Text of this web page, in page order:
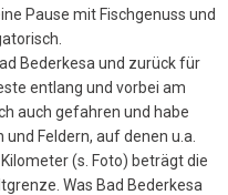
Pause mit Fischgenuss und
Bederkesa und zurück für
entlang und vorbei am
auch gefahren und habe
Feldern, auf denen u.a.
(s. Foto) beträgt die
Was Bad Bederkesa